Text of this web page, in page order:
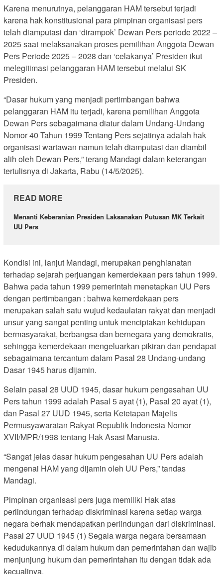
Karena menurutnya, pelanggaran HAM tersebut terjadi
karena hak konstitusional para pimpinan organisasi pers
telah diamputasi dan ‘dirampok’ Dewan Pers periode 2022 –
2025 saat melaksanakan proses pemilihan Anggota Dewan
Pers Periode 2025 – 2028 dan ‘celakanya’ Presiden ikut
melegitimasi pelanggaran HAM tersebut melalui SK
Presiden.
“Dasar hukum yang menjadi pertimbangan bahwa
pelanggaran HAM itu terjadi, karena pemilihan Anggota
Dewan Pers sebagaimana diatur dalam Undang-Undang
Nomor 40 Tahun 1999 Tentang Pers sejatinya adalah hak
organisasi wartawan namun telah diamputasi dan diambil
alih oleh Dewan Pers,” terang Mandagi dalam keterangan
tertulisnya di Jakarta, Rabu (14/5/2025).
READ MORE
Menanti Keberanian Presiden Laksanakan Putusan MK Terkait
UU Pers
Kondisi ini, lanjut Mandagi, merupakan penghianatan
terhadap sejarah perjuangan kemerdekaan pers tahun 1999.
Bahwa pada tahun 1999 pemerintah menetapkan UU Pers
dengan pertimbangan : bahwa kemerdekaan pers
merupakan salah satu wujud kedaulatan rakyat dan menjadi
unsur yang sangat penting untuk menciptakan kehidupan
bermasyarakat, berbangsa dan bernegara yang demokratis,
sehingga kemerdekaan mengeluarkan pikiran dan pendapat
sebagaimana tercantum dalam Pasal 28 Undang-undang
Dasar 1945 harus dijamin.
Selain pasal 28 UUD 1945, dasar hukum pengesahan UU
Pers tahun 1999 adalah Pasal 5 ayat (1), Pasal 20 ayat (1),
dan Pasal 27 UUD 1945, serta Ketetapan Majelis
Permusyawaratan Rakyat Republik Indonesia Nomor
XVII/MPR/1998 tentang Hak Asasi Manusia.
“Sangat jelas dasar hukum pengesahan UU Pers adalah
mengenai HAM yang dijamin oleh UU Pers,” tandas
Mandagi.
Pimpinan organisasi pers juga memiliki Hak atas
perlindungan terhadap diskriminasi karena setiap warga
negara berhak mendapatkan perlindungan dari diskriminasi.
Pasal 27 UUD 1945 (1) Segala warga negara bersamaan
kedudukannya di dalam hukum dan pemerintahan dan wajib
menjunjung hukum dan pemerintahan itu dengan tidak ada
kecualinya.